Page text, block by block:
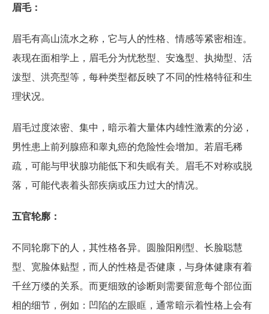
眉毛：
眉毛有高山流水之称，它与人的性格、情感等紧密相连。
表现在面相学上，眉毛分为忧愁型、安逸型、执拗型、活
泼型、洪亮型等，每种类型都反映了不同的性格特征和生
理状况。
眉毛过度浓密、集中，暗示着大量体内雄性激素的分泌，
男性患上前列腺癌和睾丸癌的危险性会增加。若眉毛稀
疏，可能与甲状腺功能低下和失眠有关。眉毛不对称或脱
落，可能代表着头部疾病或压力过大的情况。
五官轮廓：
不同轮廓下的人，其性格各异。圆脸阳刚型、长脸聪慧
型、宽脸体贴型，而人的性格是否健康，与身体健康有着
千丝万缕的关系。而更细致的诊断则需要留意每个部位面
相的细节，例如：凹陷的左眼眶，通常暗示着性格上会有